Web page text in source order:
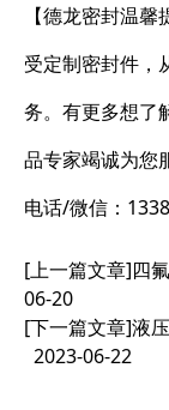
【德龙密封温
受定制密封件，
务。有更多想了
品专家竭诚为您
电话/微信：
[上一篇文章]四
06-20
[下一篇文章]液
2023-06-22